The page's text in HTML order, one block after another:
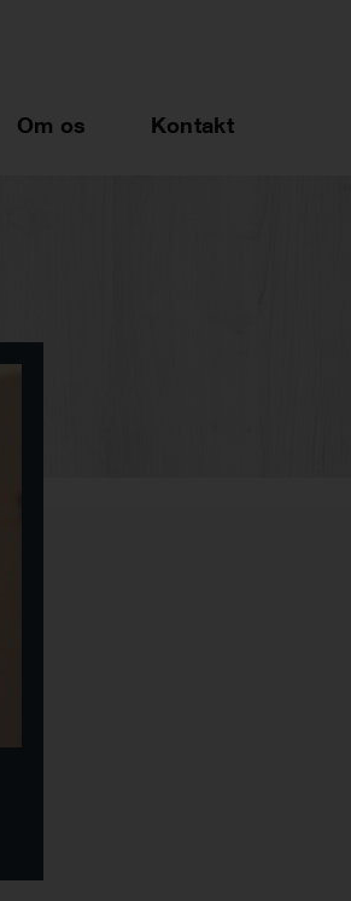
Om os Kontakt